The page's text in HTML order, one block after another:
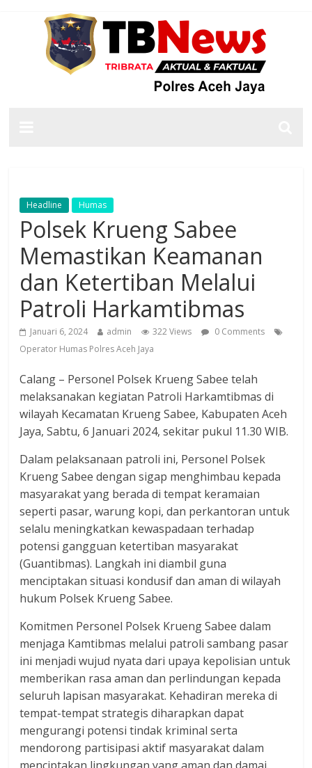
Headline Humas
Polsek Krueng Sabee
Memastikan Keamanan
dan Ketertiban Melalui
Patroli Harkamtibmas
Januari 6, 2024 admin 322 Views
0 Comments
Operator Humas Polres Aceh Jaya
Calang – Personel Polsek Krueng Sabee telah
melaksanakan kegiatan Patroli Harkamtibmas di
wilayah Kecamatan Krueng Sabee, Kabupaten Aceh
Jaya, Sabtu, 6 Januari 2024, sekitar pukul 11.30 WIB.
Dalam pelaksanaan patroli ini, Personel Polsek
Krueng Sabee dengan sigap menghimbau kepada
masyarakat yang berada di tempat keramaian
seperti pasar, warung kopi, dan perkantoran untuk
selalu meningkatkan kewaspadaan terhadap
potensi gangguan ketertiban masyarakat
(Guantibmas). Langkah ini diambil guna
menciptakan situasi kondusif dan aman di wilayah
hukum Polsek Krueng Sabee.
Komitmen Personel Polsek Krueng Sabee dalam
menjaga Kamtibmas melalui patroli sambang pasar
ini menjadi wujud nyata dari upaya kepolisian untuk
memberikan rasa aman dan perlindungan kepada
seluruh lapisan masyarakat. Kehadiran mereka di
tempat-tempat strategis diharapkan dapat
mengurangi potensi tindak kriminal serta
mendorong partisipasi aktif masyarakat dalam